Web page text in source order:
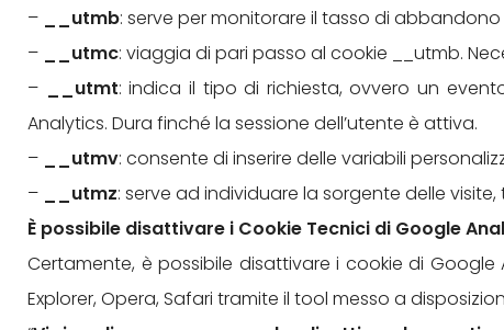
–
__utmb: serve per monitorare il tasso di
–
__utmc: viaggia di pari passo al cookie __utmb.
–
__utmt: indica il tipo di richiesta, ovvero un
Analytics. Dura finché la sessione dell’utente è attiva.
–
__utmv: consente di inserire delle variabili
–
__utmz: serve ad individuare la sorgente delle
È possibile disattivare i Cookie Tecnici di Google
Certamente, è possibile disattivare i cookie di Google
Explorer, Opera, Safari tramite il tool messo a